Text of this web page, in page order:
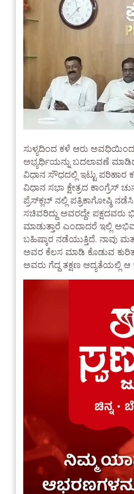
ಸುಳ್ಯದಿಂದ ಕಳೆ ಆರು
ಅಭ್ಯರ್ಥಿಯನ್ನು ಬದಲಾವಣೆ
ವಿಧಾನ ಸೌಧದಲ್ಲಿ ಇಟ್ಟು ಪರಿಹಾರ
ವಿಧಾನ ಸಭಾ ಕ್ಷೇತ್ರದ ಕಾಂಗ್ರೆಸ್
ಪ್ರೆಸ್‌ಕ್ಲಬ್ ನಲ್ಲಿ ಪತ್ರಿಕಾಗೋಷ್ಠಿ
ಸಚಿವರಿದ್ದು ಅವರದ್ದೇ ಪಕ್ಷದವರು
ಮಾಡುತ್ತಾರೆ ಎಂದಾದರೆ ಇಲ್ಲಿ
ಬಹಿಷ್ಕಾರ ನಡೆಯುತ್ತಿದೆ. ನಾವು
ಅವರ ಕೆಲಸ ಮಾಡಿ ಕೊಡುವ ಕುರಿತು
ಅವರು ಗೆದ್ದ ತಕ್ಷಣ ಆದ್ಯತೆಯಲ್ಲಿ